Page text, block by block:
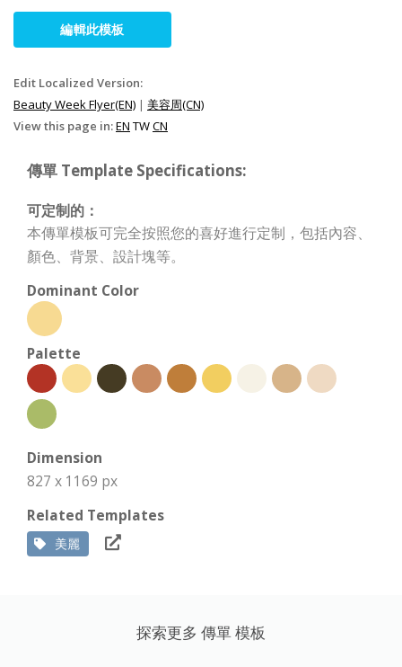
編輯此模板
Edit Localized Version:
Beauty Week Flyer(EN) | 美容周(CN)
View this page in:EN TWCN
傳單 Template Specifications:
可定制的：
本傳單模板可完全按照您的喜好進行定制，包括內容、
顏色、背景、設計塊等。
Dominant Color
Palette
Dimension
827 x 1169 px
Related Templates
美麗
探索更多 傳單 模板